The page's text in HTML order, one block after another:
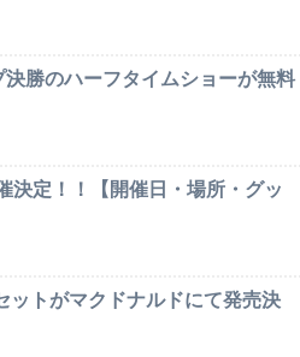
勝のハーフタイムショーが無料
決定！！【開催日・場所・グッ
ットがマクドナルドにて発売決